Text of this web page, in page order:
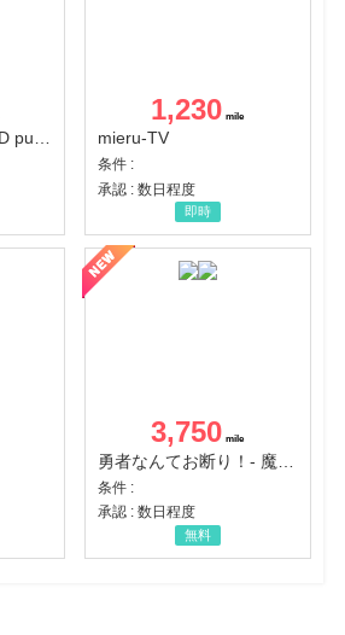
Tile Triple Match: 3D puzzle
1,230
mieru-TV
条件 :
承認 : 数日程度
即時
3,750
条件 :
承認 : 数日程度
無料